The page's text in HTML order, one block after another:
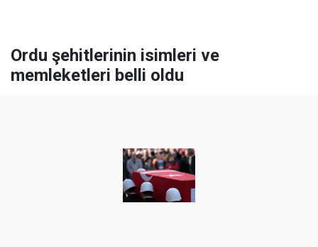
Ordu şehitlerinin isimleri ve
memleketleri belli oldu